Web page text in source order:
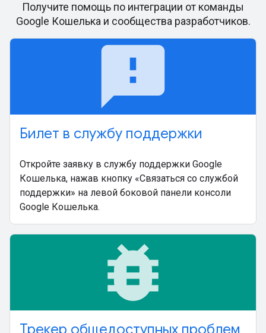
Получите помощь по интеграции от команды
Google Кошелька и сообщества разработчиков.
feedback
Билет в службу поддержки
Откройте заявку в службу поддержки Google
Кошелька, нажав кнопку «Связаться со службой
поддержки» на левой боковой панели консоли
Google Кошелька.
bug_report
Трекер общедоступных проблем